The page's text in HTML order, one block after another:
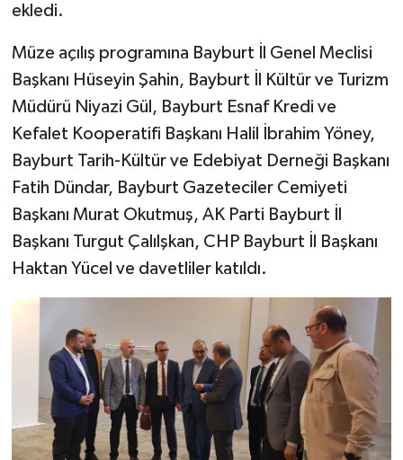
ekledi.
Müze açılış programına Bayburt İl Genel Meclisi
Başkanı Hüseyin Şahin, Bayburt İl Kültür ve Turizm
Müdürü Niyazi Gül, Bayburt Esnaf Kredi ve
Kefalet Kooperatifi Başkanı Halil İbrahim Yöney,
Bayburt Tarih-Kültür ve Edebiyat Derneği Başkanı
Fatih Dündar, Bayburt Gazeteciler Cemiyeti
Başkanı Murat Okutmuş, AK Parti Bayburt İl
Başkanı Turgut Çalılşkan, CHP Bayburt İl Başkanı
Haktan Yücel ve davetliler katıldı.